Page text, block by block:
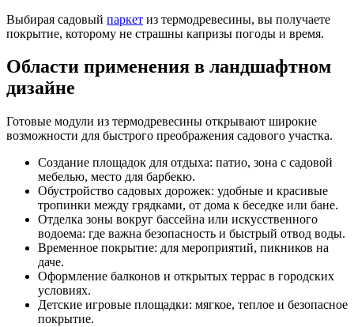
Выбирая садовый паркет из термодревесины, вы получаете
покрытие, которому не страшны капризы погоды и время.
Области применения в ландшафтном
дизайне
Готовые модули из термодревесины открывают широкие
возможности для быстрого преображения садового участка.
Создание площадок для отдыха: патио, зона с садовой
мебелью, место для барбекю.
Обустройство садовых дорожек: удобные и красивые
тропинки между грядками, от дома к беседке или бане.
Отделка зоны вокруг бассейна или искусственного
водоема: где важна безопасность и быстрый отвод воды.
Временное покрытие: для мероприятий, пикников на
даче.
Оформление балконов и открытых террас в городских
условиях.
Детские игровые площадки: мягкое, теплое и безопасное
покрытие.